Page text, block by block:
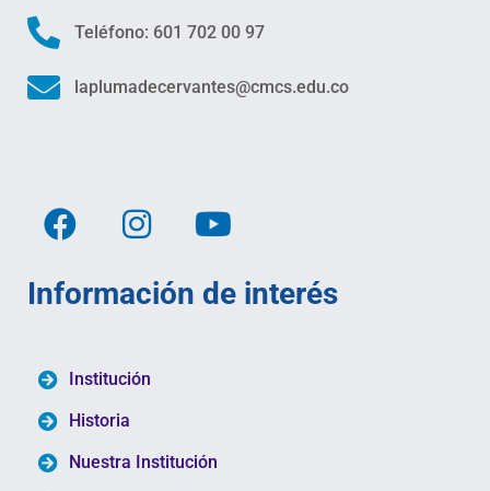
Teléfono: 601 702 00 97
laplumadecervantes@cmcs.edu.co
Información de interés
Institución
Historia
Nuestra Institución